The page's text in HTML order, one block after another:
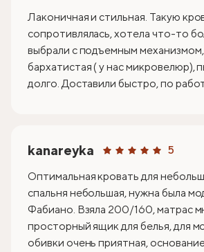
Лаконичная и стильная. Такую
сопротивлялась, хотела что-то
выбрали с подъемным
бархатистая ( у нас микровелюр),
долго. Доставили быстро, по
kanareyka 5
Оптимальная кровать для
спальня небольшая, нужна была
Фабиано. Взяла 200/160, матрас
просторный ящик для белья, для
обивки очень приятная,